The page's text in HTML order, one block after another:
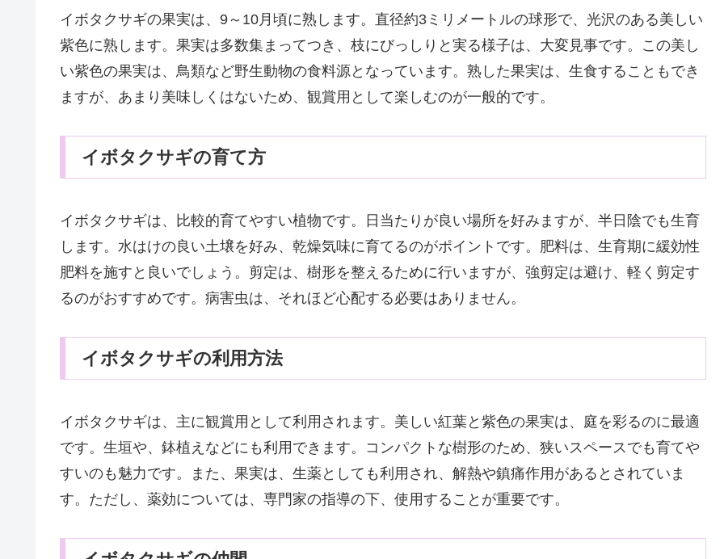
イボタクサギの果実は、9～10月頃に熟します。直径約3ミリメートルの球形で、光沢のある美しい
紫色に熟します。果実は多数集まってつき、枝にびっしりと実る様子は、大変見事です。この美し
い紫色の果実は、鳥類など野生動物の食料源となっています。熟した果実は、生食することもでき
ますが、あまり美味しくはないため、観賞用として楽しむのが一般的です。
イボタクサギの育て方
イボタクサギは、比較的育てやすい植物です。日当たりが良い場所を好みますが、半日陰でも生育
します。水はけの良い土壌を好み、乾燥気味に育てるのがポイントです。肥料は、生育期に緩効性
肥料を施すと良いでしょう。剪定は、樹形を整えるために行いますが、強剪定は避け、軽く剪定す
るのがおすすめです。病害虫は、それほど心配する必要はありません。
イボタクサギの利用方法
イボタクサギは、主に観賞用として利用されます。美しい紅葉と紫色の果実は、庭を彩るのに最適
です。生垣や、鉢植えなどにも利用できます。コンパクトな樹形のため、狭いスペースでも育てや
すいのも魅力です。また、果実は、生薬としても利用され、解熱や鎮痛作用があるとされていま
す。ただし、薬効については、専門家の指導の下、使用することが重要です。